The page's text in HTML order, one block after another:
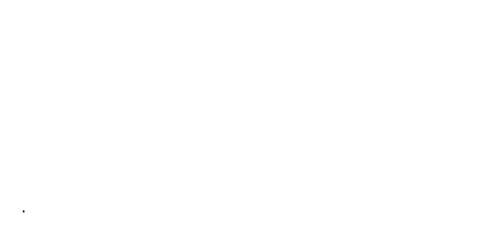
.